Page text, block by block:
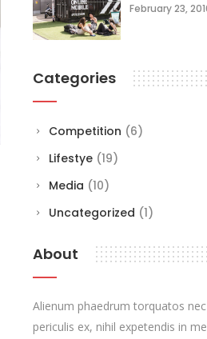
February 23,
Categories
Competition (6)
Lifestye (19)
Media (10)
Uncategorized (1)
About
Alienum phaedrum torquatos
periculis ex, nihil expetendis in